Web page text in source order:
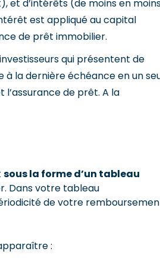
et d’intérêts (de moins en
est appliqué au capital
de prêt immobilier.
qui présentent de
la dernière échéance en un
de prêt. A la
sous la forme d’un tableau
Dans votre tableau
de votre
: